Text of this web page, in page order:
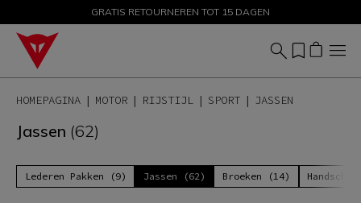
PROMOTIES TOT 50% – SHOP NU
GRATIS RETOURNEREN TOT 15 DAGEN
HOMEPAGINA MOTOR RIJSTIJL SPORT JASSEN
Jassen (62)
Lederen Pakken (9) Jassen (62) Broeken (14)